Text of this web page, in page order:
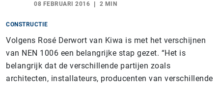
08 FEBRUARI 2016 2 MIN
CONSTRUCTIE
Volgens Rosé Derwort van Kiwa is met het verschijnen
van NEN 1006 een belangrijke stap gezet. “Het is
belangrijk dat de verschillende partijen zoals
architecten, installateurs, producenten van verschillende